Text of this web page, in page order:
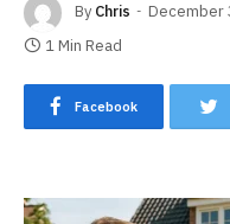
By Chris December
1 Min Read
Facebook